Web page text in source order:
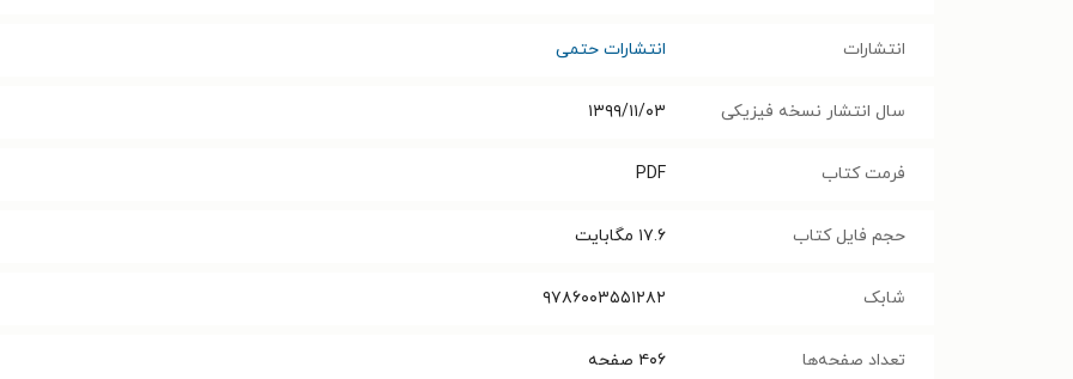
انتشارات انتشارات حتمی
سال انتشار نسخه فیزیکی ۱۳۹۹/۱۱/۰۳
فرمت کتاب PDF
حجم فایل کتاب ۱۷.۶ مگابایت
شابک ۹۷۸۶۰۰۳۵۵۱۲۸۲
تعداد صفحه‌ها ۴۰۶ صفحه